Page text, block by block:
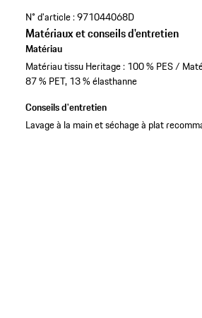
N° d'article :971044068D
Matériaux et conseils d'entretien
Matériau
Matériau tissu Heritage : 100 % PES /
87 % PET, 13 % élasthanne
Conseils d'entretien
Lavage à la main et séchage à plat